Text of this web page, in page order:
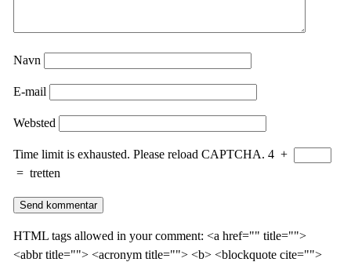
Navn
E-mail
Websted
Time limit is exhausted. Please reload CAPTCHA. 4 +
= tretten
HTML tags allowed in your comment: <a href="" title="">
<abbr title=""> <acronym title=""> <b> <blockquote cite="">